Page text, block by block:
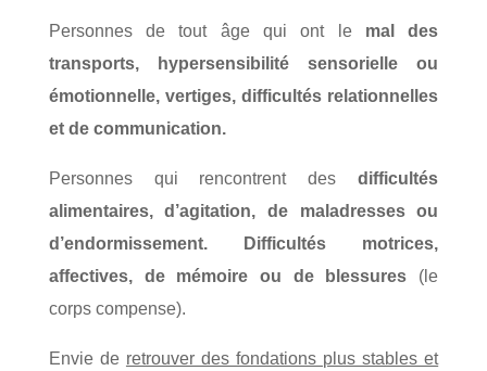
Personnes de tout âge qui ont le mal des
transports, hypersensibilité sensorielle ou
émotionnelle, vertiges, difficultés relationnelles
et de communication.
Personnes qui rencontrent desdifficultés
alimentaires, d’agitation, de maladresses ou
d’endormissement. Difficultés motrices,
affectives, de mémoire ou de blessures (le
corps compense).
Envie de retrouver des fondations plus stables et